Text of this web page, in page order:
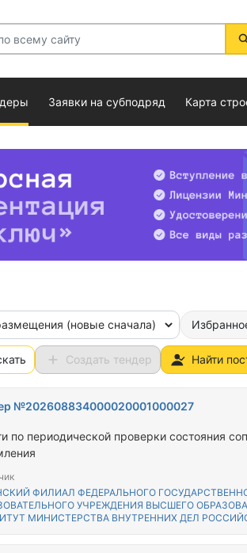
Заявки на субподряд Карта
(новые сначала)
Создать тендер Найти
№202608834000020001000027
по периодической проверки состояния
ФИЛИАЛ ФЕДЕРАЛЬНОГО
УЧРЕЖДЕНИЯ ВЫСШЕГО
МИНИСТЕРСТВА ВНУТРЕННИХ ДЕЛ